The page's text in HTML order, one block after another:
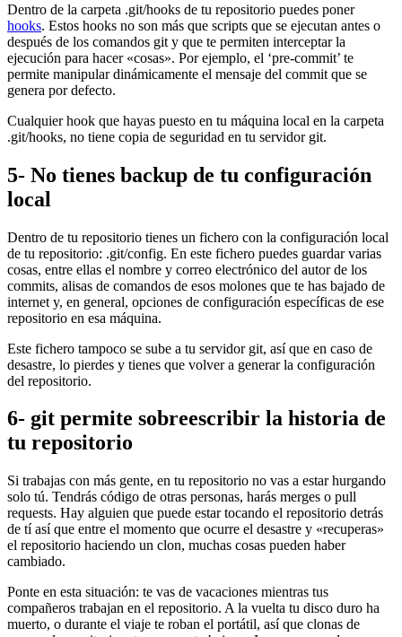
Dentro de la carpeta .git/hooks de tu repositorio puedes poner
hooks. Estos hooks no son más que scripts que se ejecutan antes o
después de los comandos git y que te permiten interceptar la
ejecución para hacer «cosas». Por ejemplo, el ‘pre-commit’ te
permite manipular dinámicamente el mensaje del commit que se
genera por defecto.
Cualquier hook que hayas puesto en tu máquina local en la carpeta
.git/hooks, no tiene copia de seguridad en tu servidor git.
5- No tienes backup de tu configuración
local
Dentro de tu repositorio tienes un fichero con la configuración local
de tu repositorio: .git/config. En este fichero puedes guardar varias
cosas, entre ellas el nombre y correo electrónico del autor de los
commits, alisas de comandos de esos molones que te has bajado de
internet y, en general, opciones de configuración específicas de ese
repositorio en esa máquina.
Este fichero tampoco se sube a tu servidor git, así que en caso de
desastre, lo pierdes y tienes que volver a generar la configuración
del repositorio.
6- git permite sobreescribir la historia de
tu repositorio
Si trabajas con más gente, en tu repositorio no vas a estar hurgando
solo tú. Tendrás código de otras personas, harás merges o pull
requests. Hay alguien que puede estar tocando el repositorio detrás
de tí así que entre el momento que ocurre el desastre y «recuperas»
el repositorio haciendo un clon, muchas cosas pueden haber
cambiado.
Ponte en esta situación: te vas de vacaciones mientras tus
compañeros trabajan en el repositorio. A la vuelta tu disco duro ha
muerto, o durante el viaje te roban el portátil, así que clonas de